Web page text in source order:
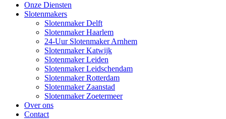
Onze Diensten
Slotenmakers
Slotenmaker Delft
Slotenmaker Haarlem
24-Uur Slotenmaker Arnhem
Slotenmaker Katwijk
Slotenmaker Leiden
Slotenmaker Leidschendam
Slotenmaker Rotterdam
Slotenmaker Zaanstad
Slotenmaker Zoetermeer
Over ons
Contact